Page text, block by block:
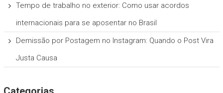
Tempo de trabalho no exterior: Como usar acordos
internacionais para se aposentar no Brasil
Demissão por Postagem no Instagram: Quando o Post Vira
Justa Causa